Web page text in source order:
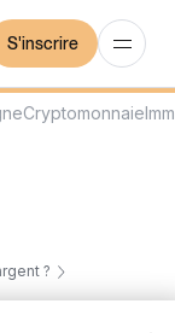
S'inscrire
Cryptomonnaie
?